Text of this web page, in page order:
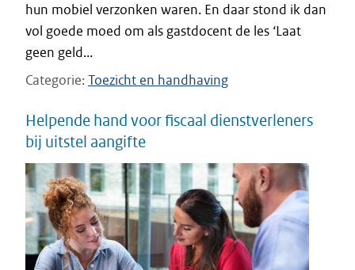
hun mobiel verzonken waren. En daar stond ik dan
vol goede moed om als gastdocent de les ‘Laat
geen geld...
Categorie Toezicht en handhaving
Helpende hand voor fiscaal dienstverleners
bij uitstel aangifte